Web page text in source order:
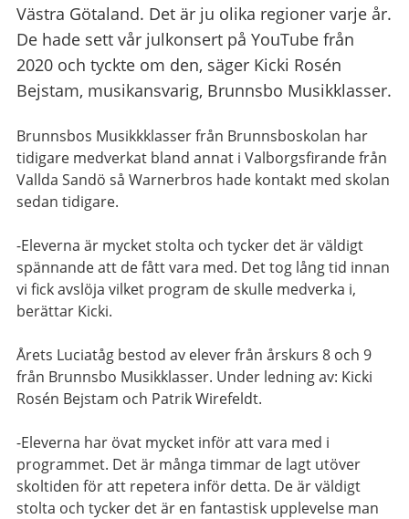
Västra Götaland. Det är ju olika regioner varje år.
De hade sett vår julkonsert på YouTube från
2020 och tyckte om den, säger Kicki Rosén
Bejstam, musikansvarig, Brunnsbo Musikklasser.
Brunnsbos Musikkklasser från Brunnsboskolan har
tidigare medverkat bland annat i Valborgsfirande från
Vallda Sandö så Warnerbros hade kontakt med skolan
sedan tidigare.
-Eleverna är mycket stolta och tycker det är väldigt
spännande att de fått vara med. Det tog lång tid innan
vi fick avslöja vilket program de skulle medverka i,
berättar Kicki.
Årets Luciatåg bestod av elever från årskurs 8 och 9
från Brunnsbo Musikklasser. Under ledning av: Kicki
Rosén Bejstam och Patrik Wirefeldt.
-Eleverna har övat mycket inför att vara med i
programmet. Det är många timmar de lagt utöver
skoltiden för att repetera inför detta. De är väldigt
stolta och tycker det är en fantastisk upplevelse man